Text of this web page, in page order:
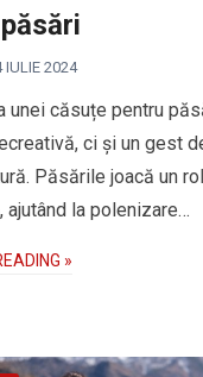
IULIE 2024
unei căsuțe pentru
ci și un gest
Păsările joacă un
la polenizare…
»